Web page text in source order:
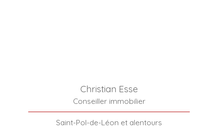
Christian Esse
Conseiller immobilier
Saint-Pol-de-Léon et alentours